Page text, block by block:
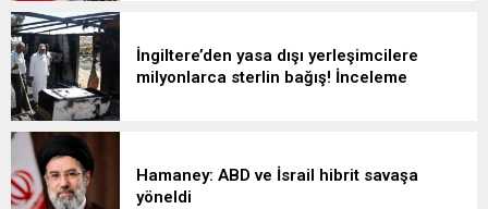
İngiltere’den yasa dışı yerleşimcilere
milyonlarca sterlin bağış! İnceleme
Hamaney: ABD ve İsrail hibrit savaşa
yöneldi